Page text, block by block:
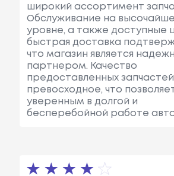
широкий ассортимент
Обслуживание на
уровне, а также доступные
быстрая доставка
что магазин является
партнером. Качество
предоставленных запчастей
превосходное, что
уверенным в долгой и
бесперебойной работе